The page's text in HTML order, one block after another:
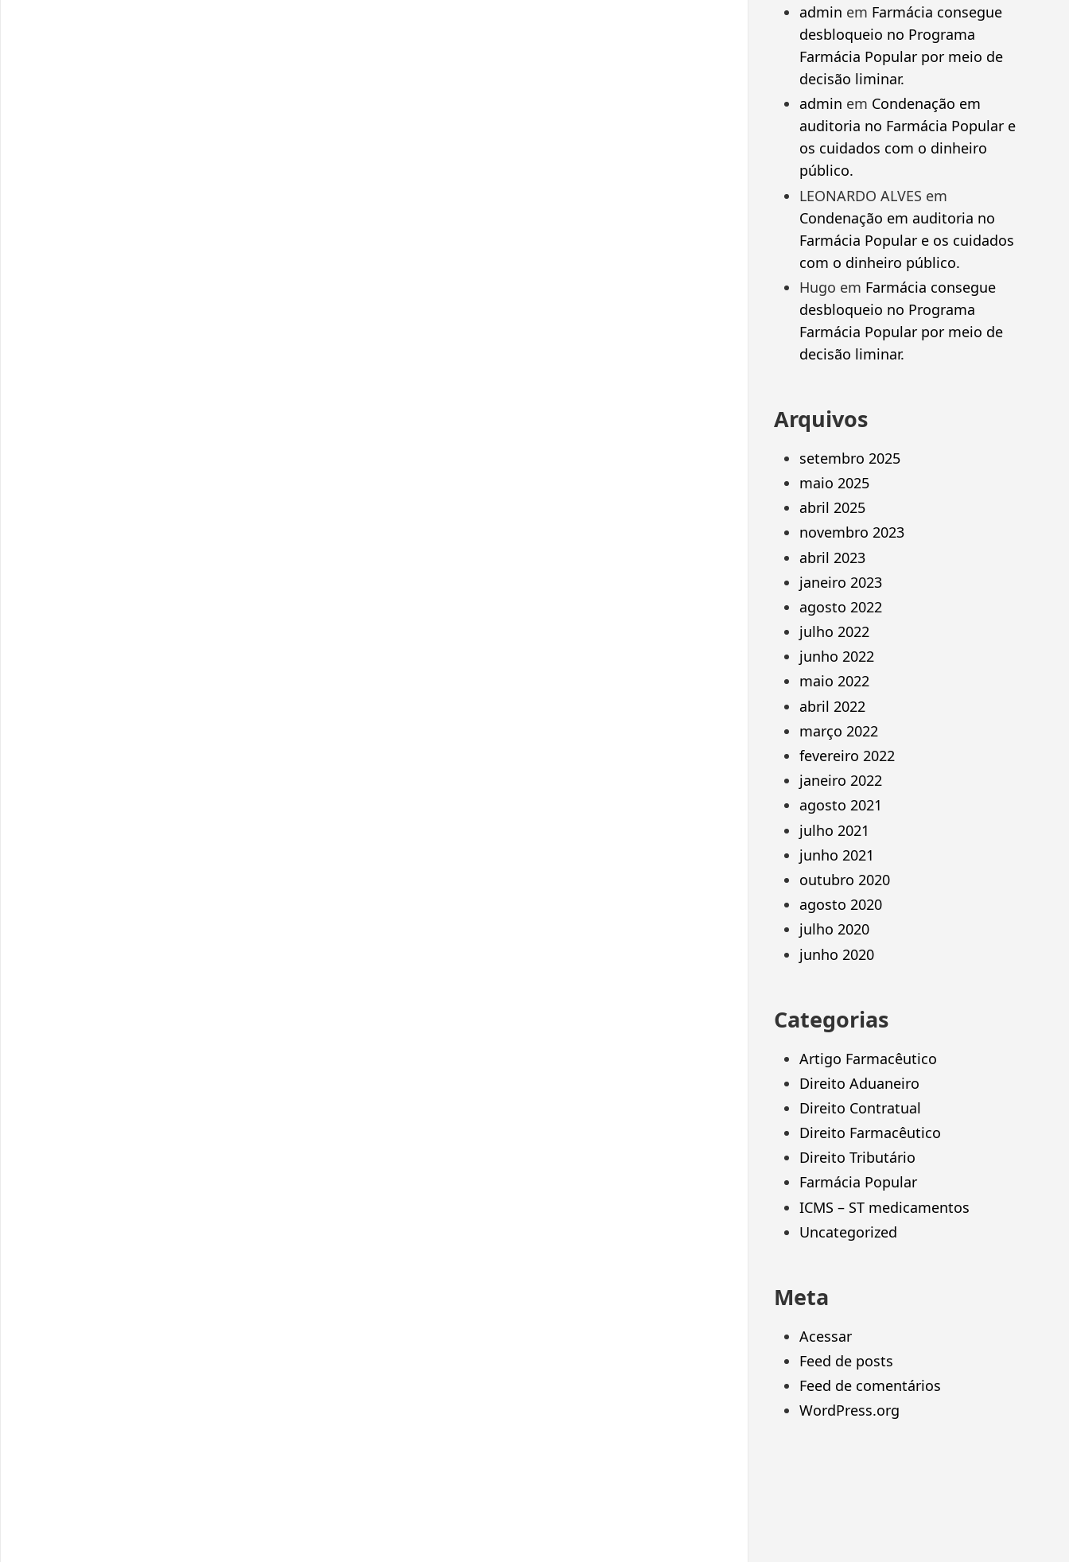
admin em Farmácia consegue
desbloqueio no Programa
Farmácia Popular por meio de
decisão liminar.
admin em Condenação em
auditoria no Farmácia Popular e
os cuidados com o dinheiro
público.
LEONARDO ALVES em
Condenação em auditoria no
Farmácia Popular e os cuidados
com o dinheiro público.
Hugo em Farmácia consegue
desbloqueio no Programa
Farmácia Popular por meio de
decisão liminar.
Arquivos
setembro 2025
maio 2025
abril 2025
novembro 2023
abril 2023
janeiro 2023
agosto 2022
julho 2022
junho 2022
maio 2022
abril 2022
março 2022
fevereiro 2022
janeiro 2022
agosto 2021
julho 2021
junho 2021
outubro 2020
agosto 2020
julho 2020
junho 2020
Categorias
Artigo Farmacêutico
Direito Aduaneiro
Direito Contratual
Direito Farmacêutico
Direito Tributário
Farmácia Popular
ICMS – ST medicamentos
Uncategorized
Meta
Acessar
Feed de posts
Feed de comentários
WordPress.org